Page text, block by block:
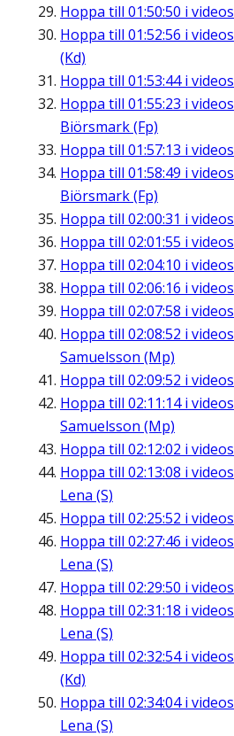
Hoppa till 01:50:50 i
Hoppa till 01:52:56 i
(Kd)
Hoppa till 01:53:44i
Hoppa till 01:55:23 i
Biörsmark (Fp)
Hoppa till 01:57:13 i
Hoppa till 01:58:49 i
Biörsmark (Fp)
Hoppa till 02:00:31 i
Hoppa till 02:01:55 i
Hoppa till 02:04:10 i
Hoppa till 02:06:16 i
Hoppa till 02:07:58 i
Hoppa till 02:08:52 i
Samuelsson (Mp)
Hoppa till 02:09:52 i
Hoppa till 02:11:14i
Samuelsson (Mp)
Hoppa till 02:12:02 i
Hoppa till 02:13:08 i
Lena (S)
Hoppa till 02:25:52 i
Hoppa till 02:27:46 i
Lena (S)
Hoppa till 02:29:50 i
Hoppa till 02:31:18 i
Lena (S)
Hoppa till 02:32:54i
(Kd)
Hoppa till 02:34:04i
Lena (S)